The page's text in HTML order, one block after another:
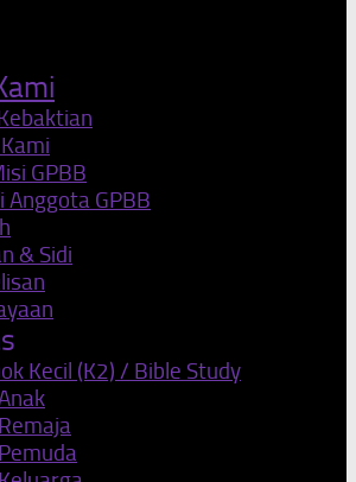
GPBB
Anggota GPBB
& Sidi
Kecil (K2) / Bible Study